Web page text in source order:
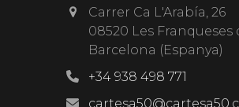
Carrer Ca L'Arabía, 26
08520 Les Franqueses
Barcelona (Espanya)
+34 938 498 771